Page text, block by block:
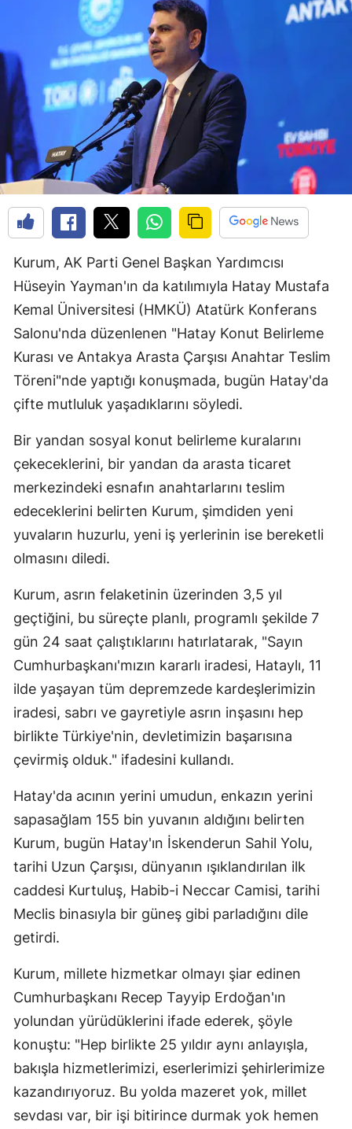
Kurum, AK Parti Genel Başkan Yardımcısı
Hüseyin Yayman'ın da katılımıyla Hatay Mustafa
Kemal Üniversitesi (HMKÜ) Atatürk Konferans
Salonu'nda düzenlenen "Hatay Konut Belirleme
Kurası ve Antakya Arasta Çarşısı Anahtar Teslim
Töreni"nde yaptığı konuşmada, bugün Hatay'da
çifte mutluluk yaşadıklarını söyledi.
Bir yandan sosyal konut belirleme kuralarını
çekeceklerini, bir yandan da arasta ticaret
merkezindeki esnafın anahtarlarını teslim
edeceklerini belirten Kurum, şimdiden yeni
yuvaların huzurlu, yeni iş yerlerinin ise bereketli
olmasını diledi.
Kurum, asrın felaketinin üzerinden 3,5 yıl
geçtiğini, bu süreçte planlı, programlı şekilde 7
gün 24 saat çalıştıklarını hatırlatarak, "Sayın
Cumhurbaşkanı'mızın kararlı iradesi, Hataylı, 11
ilde yaşayan tüm depremzede kardeşlerimizin
iradesi, sabrı ve gayretiyle asrın inşasını hep
birlikte Türkiye'nin, devletimizin başarısına
çevirmiş olduk." ifadesini kullandı.
Hatay'da acının yerini umudun, enkazın yerini
sapasağlam 155 bin yuvanın aldığını belirten
Kurum, bugün Hatay'ın İskenderun Sahil Yolu,
tarihi Uzun Çarşısı, dünyanın ışıklandırılan ilk
caddesi Kurtuluş, Habib-i Neccar Camisi, tarihi
Meclis binasıyla bir güneş gibi parladığını dile
getirdi.
Kurum, millete hizmetkar olmayı şiar edinen
Cumhurbaşkanı Recep Tayyip Erdoğan'ın
yolundan yürüdüklerini ifade ederek, şöyle
konuştu: "Hep birlikte 25 yıldır aynı anlayışla,
bakışla hizmetlerimizi, eserlerimizi şehirlerimize
kazandırıyoruz. Bu yolda mazeret yok, millet
sevdası var, bir işi bitirince durmak yok hemen